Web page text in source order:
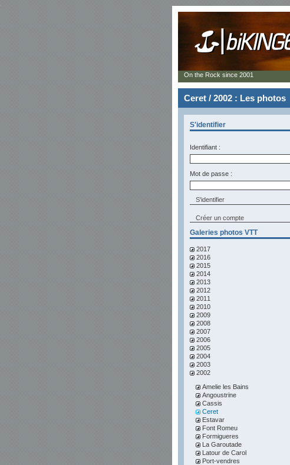
Ceret / 2002 : Les photos
S'identifier
Identifiant :
Mot de passe :
Créer un compte
Galeries photos VTT
2017
2016
2015
2014
2013
2012
2011
2010
2009
2008
2007
2006
2005
2004
2003
2002
Amelie les Bains
Angoustrine
Cassis
Ceret
Estavar
Font Romeu
Formigueres
La Garoutade
Latour de Carol
Port-vendres
On the Rock since 2001